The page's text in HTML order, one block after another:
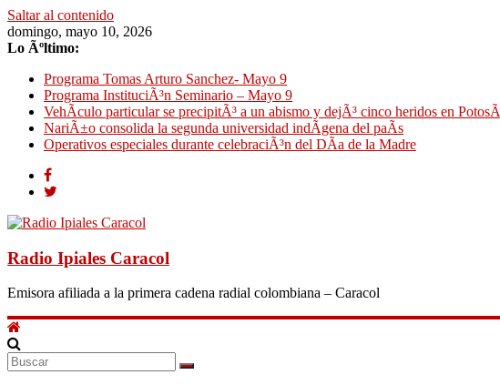
Saltar al contenido
domingo, mayo 10, 2026
Lo Ãºltimo:
Programa Tomas Arturo Sanchez- Mayo 9
Programa InstituciÃ³n Seminario – Mayo 9
VehÃ­culo particular se precipitÃ³ a un abismo y dejÃ³ cinco heridos en PotosÃ­
NariÃ±o consolida la segunda universidad indÃ­gena del paÃ­s
Operativos especiales durante celebraciÃ³n del DÃ­a de la Madre
Radio Ipiales Caracol
Emisora afiliada a la primera cadena radial colombiana – Caracol